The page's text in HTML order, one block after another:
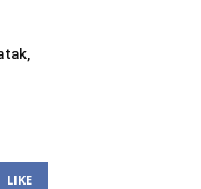
LIKE